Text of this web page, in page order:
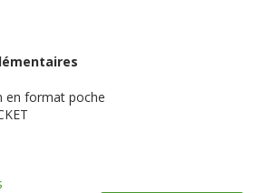
en format poche